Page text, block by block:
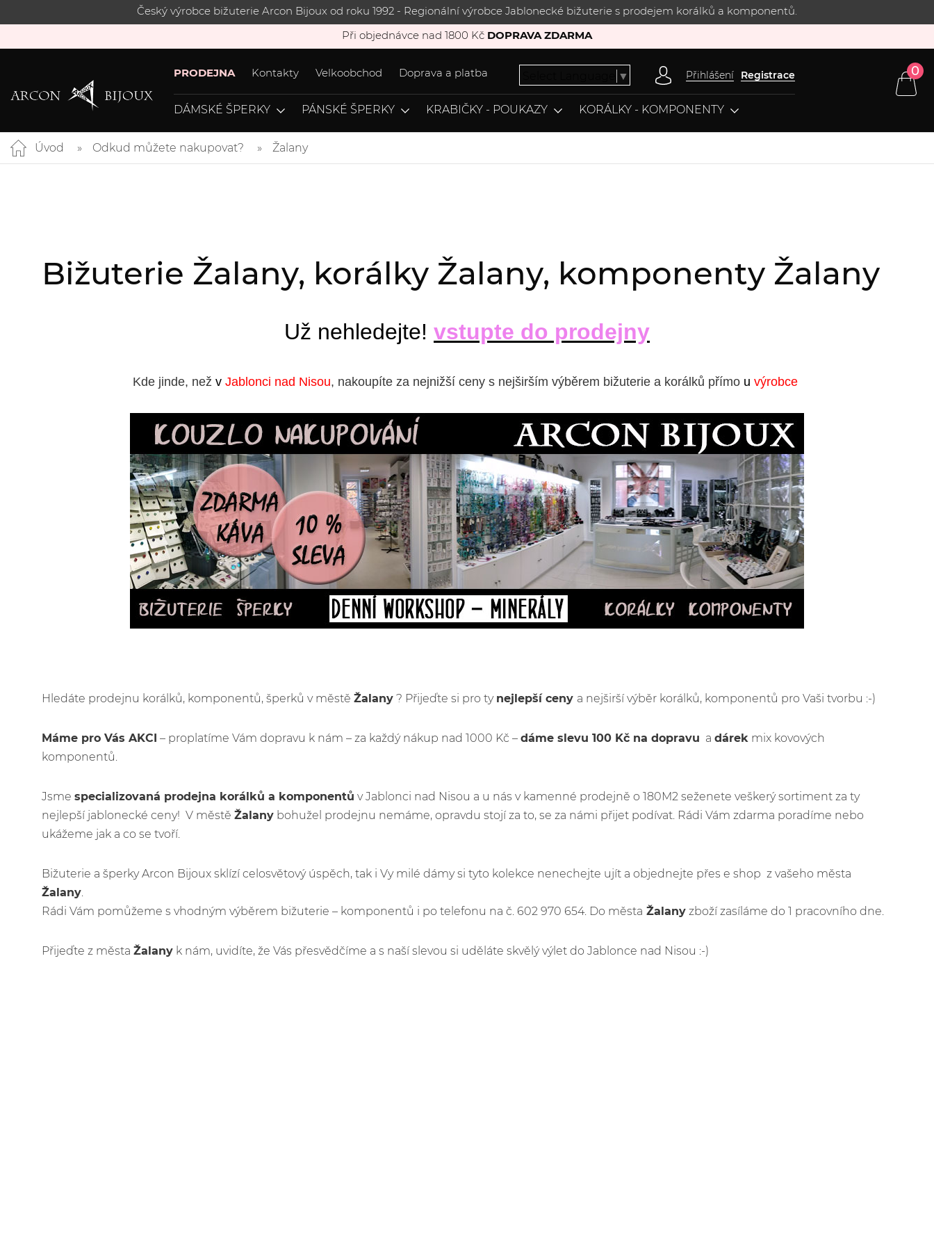
Český výrobce bižuterie Arcon Bijoux od roku 1992 - Regionální výrobce Jablonecké bižuterie s prodejem korálků a komponentů.
Při objednávce nad 1800 Kč DOPRAVA ZDARMA
PRODEJNA Kontakty Velkoobchod Doprava a platba ▼ Přihlášení Registrace 0
DÁMSKÉ ŠPERKY PÁNSKÉ ŠPERKY KRABIČKY - POUKAZY KORÁLKY - KOMPONENTY
Úvod Odkud můžete nakupovat? Žalany
Bižuterie Žalany, korálky Žalany, komponenty Žalany
Už nehledejte! vstupte do prodejny
Kde jinde, než v Jablonci nad Nisou, nakoupíte za nejnižší ceny s nejširším výběrem bižuterie a korálků přímo u výrobce
Hledáte prodejnu korálků, komponentů, šperků v městě Žalany ? Přijeďte si pro ty nejlepší ceny a nejširší výběr korálků, komponentů pro Vaši tvorbu :-)
Máme pro Vás AKCI – proplatíme Vám dopravu k nám – za každý nákup nad 1000 Kč – dáme slevu 100 Kč na dopravu a dárek mix kovových
komponentů.
Jsme specializovaná prodejna korálků a komponentů v Jablonci nad Nisou a u nás v kamenné prodejně o 180M2 seženete veškerý sortiment za ty
nejlepší jablonecké ceny! V městě Žalany bohužel prodejnu nemáme, opravdu stojí za to, se za námi přijet podívat. Rádi Vám zdarma poradíme nebo
ukážeme jak a co se tvoří.
Bižuterie a šperky Arcon Bijoux sklízí celosvětový úspěch, tak i Vy milé dámy si tyto kolekce nenechejte ujít a objednejte přes e shop z vašeho města
Žalany.
Rádi Vám pomůžeme s vhodným výběrem bižuterie – komponentů i po telefonu na č. 602 970 654. Do města Žalany zboží zasíláme do 1 pracovního dne.
Přijeďte z města Žalany k nám, uvidíte, že Vás přesvědčíme a s naší slevou si uděláte skvělý výlet do Jablonce nad Nisou :-)